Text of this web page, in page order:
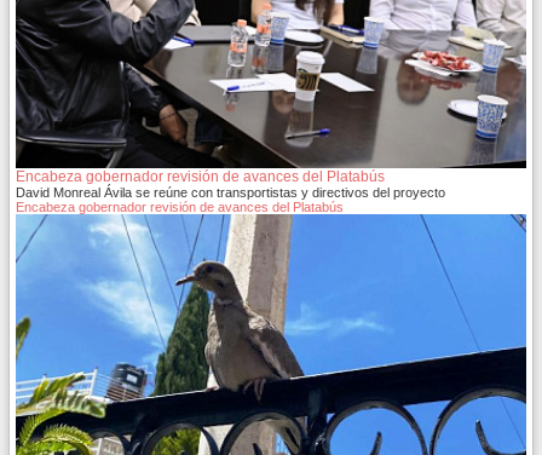
Encabeza gobernador revisión de avances del Platabús
David Monreal Ávila se reúne con transportistas y directivos del proyecto
Encabeza gobernador revisión de avances del Platabús